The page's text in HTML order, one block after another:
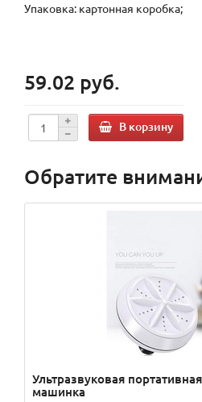
Упаковка: картонная коробка;
59.02 руб.
В корзину
Обратите
Ультразвуковая
машинка